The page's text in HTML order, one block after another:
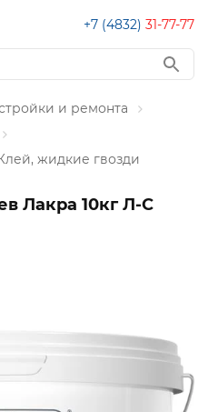
+7 (4832) 31-77-77
и ремонта
жидкие гвозди
Лакра 10кг Л-С